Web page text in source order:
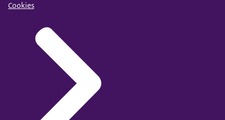
Cookies